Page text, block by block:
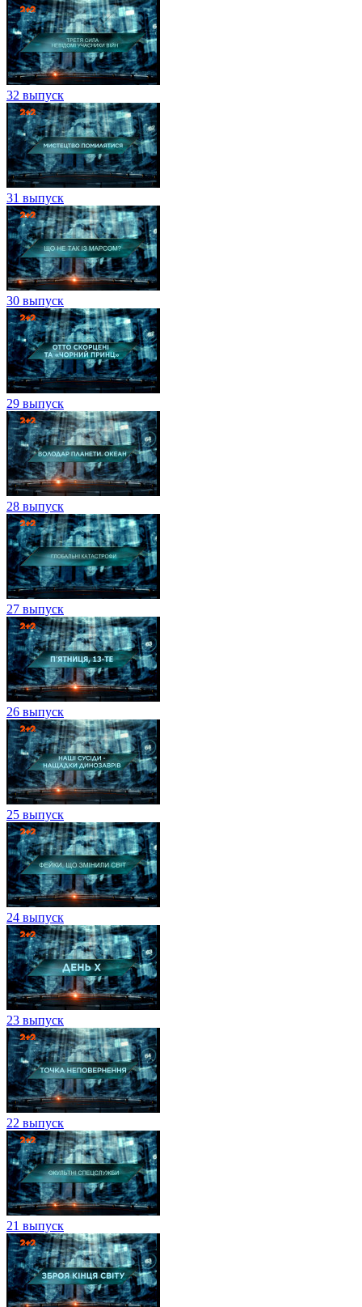
32 выпуск
31 выпуск
30 выпуск
29 выпуск
28 выпуск
27 выпуск
26 выпуск
25 выпуск
24 выпуск
23 выпуск
22 выпуск
21 выпуск